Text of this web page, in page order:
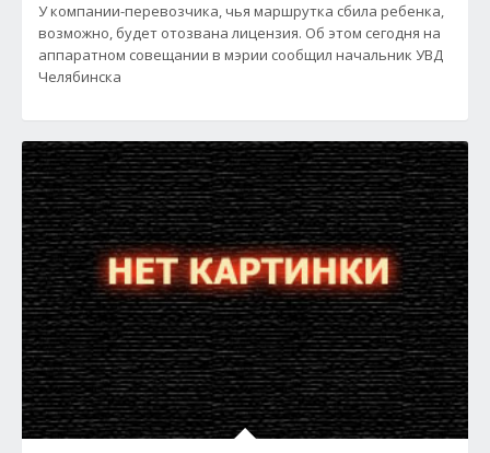
У компании-перевозчика, чья маршрутка сбила ребенка,
возможно, будет отозвана лицензия. Об этом сегодня на
аппаратном совещании в мэрии сообщил начальник УВД
Челябинска